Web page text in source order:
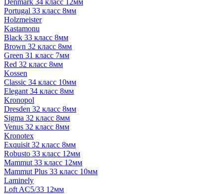
Denmark 34 класс 12мм
Portugal 33 класс 8мм
Holzmeister
Kastamonu
Black 33 класс 8мм
Brown 32 класс 8мм
Green 31 класс 7мм
Red 32 класс 8мм
Kossen
Classic 34 класс 10мм
Elegant 34 класс 8мм
Kronopol
Dresden 32 класс 8мм
Sigma 32 класс 8мм
Venus 32 класс 8мм
Kronotex
Exquisit 32 класс 8мм
Robusto 33 класс 12мм
Mammut 33 класс 12мм
Mammut Plus 33 класс 10мм
Laminely
Loft AC5/33 12мм